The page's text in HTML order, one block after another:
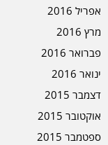
אפריל 2016
מרץ 2016
פברואר 2016
ינואר 2016
דצמבר 2015
אוקטובר 2015
ספטמבר 2015